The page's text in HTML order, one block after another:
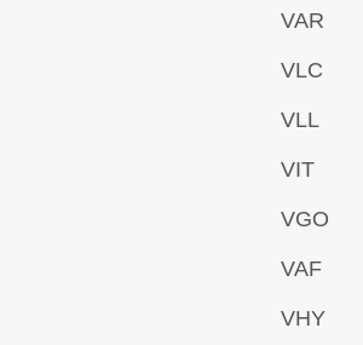
VAR
VLC
VLL
VIT
VGO
VAF
VHY